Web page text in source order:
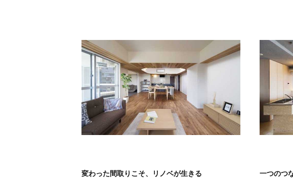
変わった間取りこそ、リノベが生きる 一つのつ